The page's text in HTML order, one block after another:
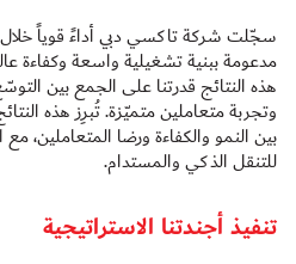
مدعومة ببنية تشغيلية واسعة وكفاءة
هذه النتائج قدرتنا على الجمع بين
وتجربة متعاملين متميّزة. تُبرِز هذه
بين النمو والكفاءة ورضا المتعاملين،
للتنقل الذكي والمستدام.
تنفيذ أجندتنا الاستراتيجية